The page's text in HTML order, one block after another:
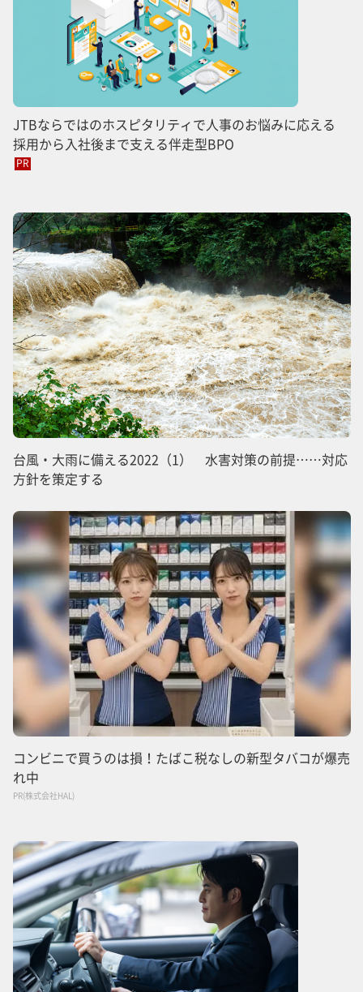
JTBならではのホスピタリティで人事のお悩みに応える
採用から入社後まで支える伴走型BPO
PR
台風・大雨に備える2022（1） 水害対策の前提……対応
方針を策定する
コンビニで買うのは損！たばこ税なしの新型タバコが爆売
れ中
PR(株式会社HAL)